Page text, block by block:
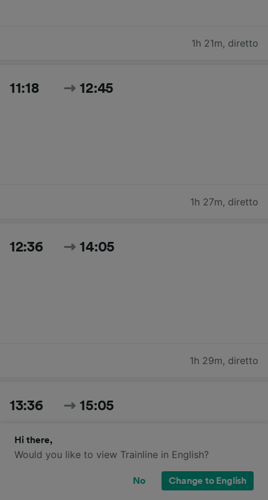
1h 21m, diretto
11:18 12:45
1h 27m, diretto
12:36 14:05
1h 29m, diretto
13:36 15:05
Hi there,
Would you like to view Trainline in English?
No Change to English